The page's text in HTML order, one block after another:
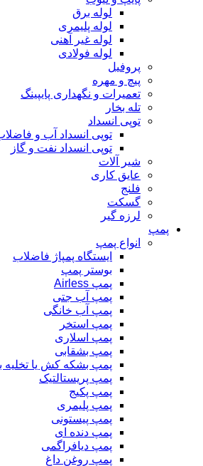
لوله برق
لوله پلیمری
لوله غیر آهنی
لوله فولادی
پروفیل
پیچ و مهره
تعمیرات و نگهداری پایپینگ
تله بخار
توپی انسداد
توپی انسداد آب و
توپی انسداد نفت و گاز
شیر آلات
عایق کاری
فلنج
گسکت
لرزه گیر
پمپ
انواع پمپ
ایستگاه پمپاژ فاضلاب
بوستر پمپ
پمپ Airless
پمپ آب جتی
پمپ آب خانگی
پمپ استخر
پمپ اسلاری
پمپ بشقابی
پمپ بشکه کش یا تخلیه
پمپ پریستالتیک
پمپ پکیج
پمپ پلیمری
پمپ پیستونی
پمپ دنده ای
پمپ دیافراگمی
پمپ روغن داغ